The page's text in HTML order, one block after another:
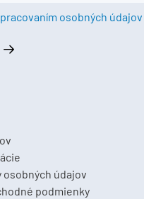
osobných údajov
osobných údajov
podmienky